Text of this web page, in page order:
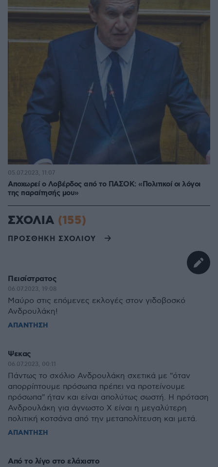
Αποχωρεί ο Λοβέρδος από το ΠΑΣΟΚ: «Πολιτικοί οι λόγοι
της παραίτησής μου»
05.07.2023, 11:07
ΣΧΟΛΙΑ (155)
ΠΡΟΣΘΗΚΗ ΣΧΟΛΙΟΥ
Πεισίστρατος
06.07.2023, 19:08
Μαύρο στις επόμενες εκλογές στον γιδοβοσκό
Ανδρουλάκη!
ΑΠΑΝΤΗΣΗ
Ψεκας
06.07.2023, 00:11
Πάντως το σχόλιο Ανδρουλάκη σχετικά με "όταν
απορρίπτουμε πρόσωπα πρέπει να προτείνουμε
πρόσωπα" ήταν και είναι απολύτως σωστή. Η πρόταση
Ανδρουλάκη για άγνωστο Χ είναι η μεγαλύτερη
πολιτική κοτσάνα από την μεταπολίτευση και μετά.
ΑΠΑΝΤΗΣΗ
Από το λίγο στο ελάχιστο